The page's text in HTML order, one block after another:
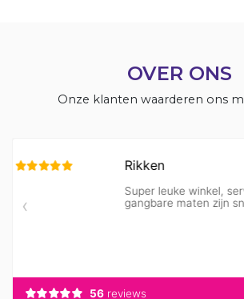
OVER ONS
Onze klanten waarderen ons